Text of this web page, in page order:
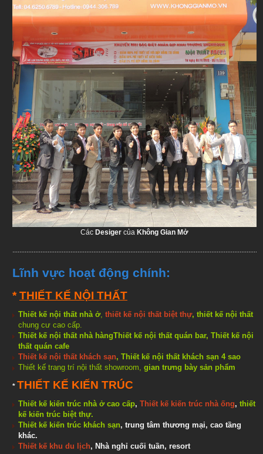
Các Desiger của Không Gian Mở
Lĩnh vực hoạt động chính:
*THIẾT KẾ NỘI THẤT
Thiết kế nội thất nhà ở, thiết kế nội thất biệt thự, thiết kế nội thất
chung cư cao cấp.
Thiết kế nội thất nhà hàngThiết kế nội thất quán bar, Thiết kế nội
thất quán cafe
Thiết kế nội thất khách sạn, Thiết kế nội thất khách sạn 4 sao
Thiết kế trang trí nội thất showroom gian trưng bày sản phẩm
* THIẾT KẾ KIẾN TRÚC
Thiết kế kiến trúc nhà ở cao cấp, Thiết kế kiến trúc nhà ống, thiết
kế kiến trúc biệt thự.
Thiết kế kiến trúc khách sạn, trung tâm thương mại, cao tầng
khác.
Thiết kế khu du lịch, Nhà nghỉ cuối tuần, resort